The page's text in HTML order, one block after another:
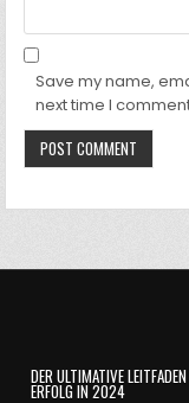
Save my name,
next time I
DER ULTIMATIVE
ERFOLG IN 2024